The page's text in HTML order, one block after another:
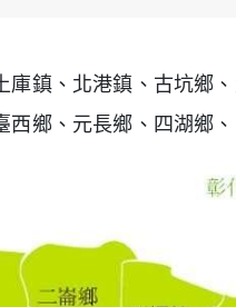
鎮、北港鎮、古坑鄉
鄉、元長鄉、四湖鄉